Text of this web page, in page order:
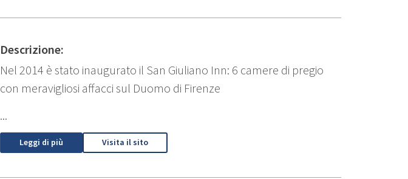
Descrizione:
Nel 2014 è stato inaugurato il San Giuliano Inn: 6 camere di pregio
con meravigliosi affacci sul Duomo di Firenze
...
Leggi di più Visita il sito